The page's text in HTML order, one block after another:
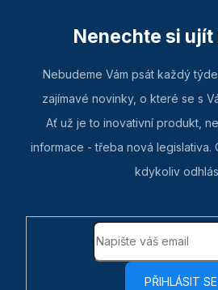
Nenechte si
Nebudeme Vám psát každý
zajímavé novinky, o které se s
Ať už je to inovativní produkt,
informace - třeba nová legislativa.
kdykoliv
PŘIHLÁSIT SE